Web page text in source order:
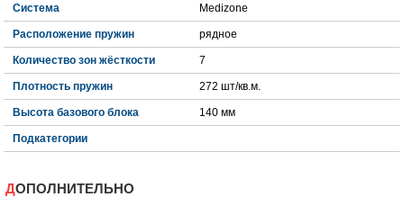
Система Medizone
Расположение пружин рядное
Количество зон жёсткости 7
Плотность пружин 272 шт/кв.м.
Высота базового блока 140 мм
Подкатегории
ДОПОЛНИТЕЛЬНО